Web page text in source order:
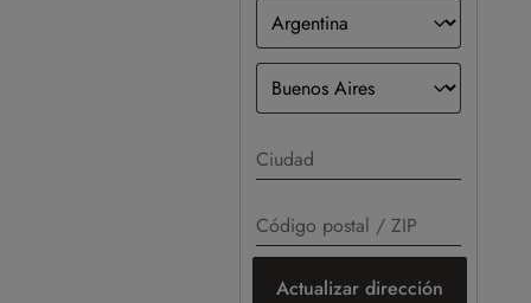
Actualizar dirección